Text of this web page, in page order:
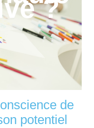
?
de
potentiel